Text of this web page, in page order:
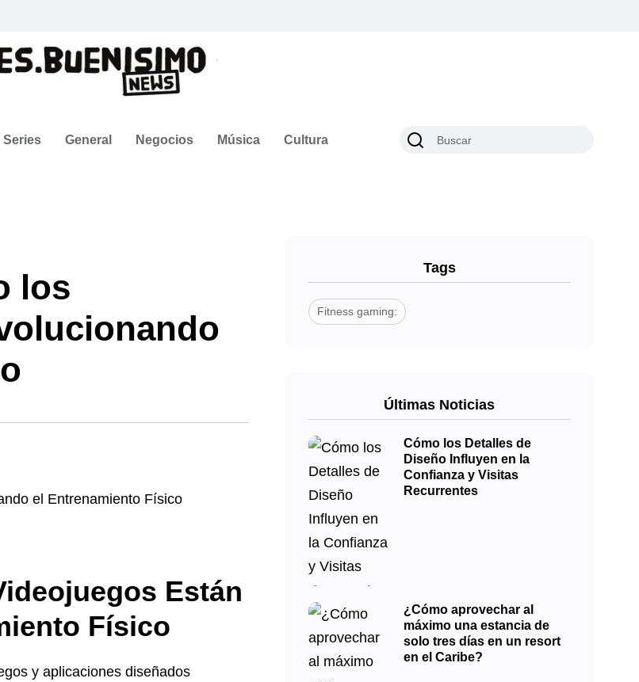
Series General Negocios Música Cultura
los
Están
Físico
y aplicaciones diseñados
Tags
Fitness gaming:
Últimas Noticias
Cómo los Detalles de
Diseño Influyen en la
Confianza y Visitas
Recurrentes
¿Cómo aprovechar al
máximo una estancia de
solo tres días en un resort
en el Caribe?